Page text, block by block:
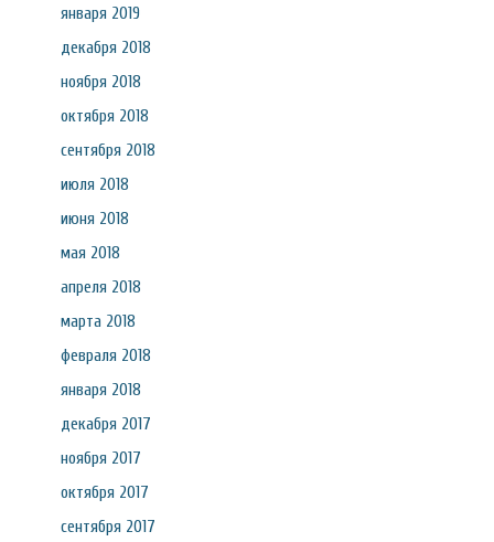
января 2019
декабря 2018
ноября 2018
октября 2018
сентября 2018
июля 2018
июня 2018
мая 2018
апреля 2018
марта 2018
февраля 2018
января 2018
декабря 2017
ноября 2017
октября 2017
сентября 2017